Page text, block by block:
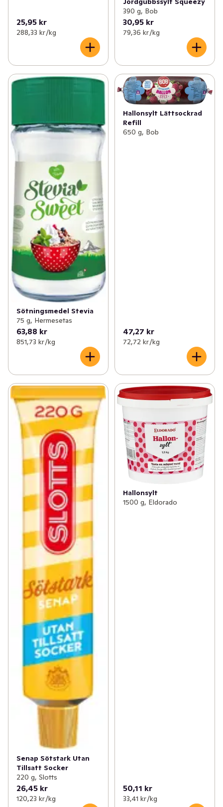
25,95 kr
288,33 kr /kg
390 g, Bob
30,95 kr
79,36 kr /kg
Sötningsmedel Stevia
75 g, Hermesetas
63,88 kr
851,73 kr /kg
Hallonsylt Lättsockrad
Refill
650 g, Bob
47,27 kr
72,72 kr /kg
Senap Sötstark Utan
Tillsatt Socker
220 g, Slotts
26,45 kr
120,23 kr /kg
Hallonsylt
1500 g, Eldorado
50,11 kr
33,41 kr /kg